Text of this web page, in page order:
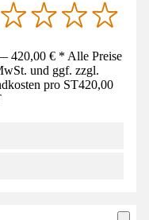
420,00 € * Alle Preise
und ggf. zzgl.
pro ST420,00